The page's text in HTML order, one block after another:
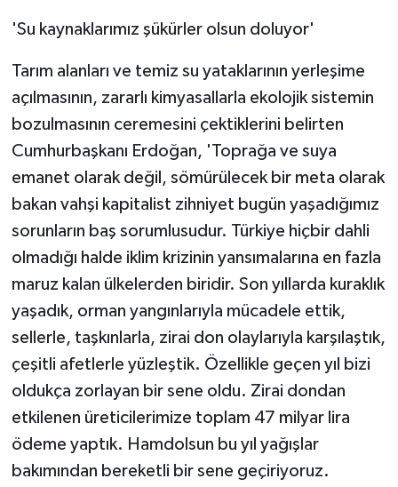
'Su kaynaklarımız şükürler olsun doluyor'
Tarım alanları ve temiz su yataklarının yerleşime
açılmasının, zararlı kimyasallarla ekolojik sistemin
bozulmasının ceremesini çektiklerini belirten
Cumhurbaşkanı Erdoğan, 'Toprağa ve suya
emanet olarak değil, sömürülecek bir meta olarak
bakan vahşi kapitalist zihniyet bugün yaşadığımız
sorunların baş sorumlusudur. Türkiye hiçbir dahli
olmadığı halde iklim krizinin yansımalarına en fazla
maruz kalan ülkelerden biridir. Son yıllarda kuraklık
yaşadık, orman yangınlarıyla mücadele ettik,
sellerle, taşkınlarla, zirai don olaylarıyla karşılaştık,
çeşitli afetlerle yüzleştik. Özellikle geçen yıl bizi
oldukça zorlayan bir sene oldu. Zirai dondan
etkilenen üreticilerimize toplam 47 milyar lira
ödeme yaptık. Hamdolsun bu yıl yağışlar
bakımından bereketli bir sene geçiriyoruz.